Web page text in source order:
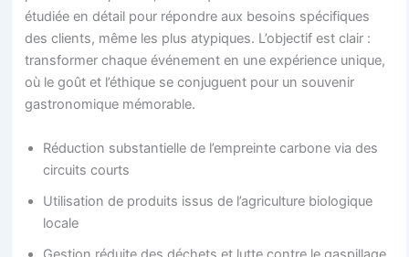
étudiée en détail pour répondre aux besoins spécifiques
des clients, même les plus atypiques. L’objectif est clair :
transformer chaque événement en une expérience unique,
où le goût et l’éthique se conjuguent pour un souvenir
gastronomique mémorable.
Réduction substantielle de l’empreinte carbone via des
circuits courts
Utilisation de produits issus de l’agriculture biologique
locale